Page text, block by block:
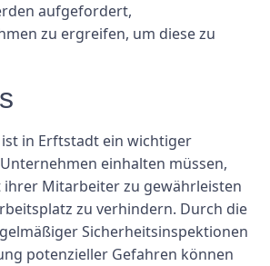
aufgefordert,
zu ergreifen, um diese zu
in Erftstadt ein wichtiger
einhalten müssen,
ihrer Mitarbeiter zu gewährleisten
zu verhindern. Durch die
Sicherheitsinspektionen
potenzieller Gefahren können